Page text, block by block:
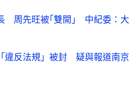
周先旺被｢雙開｣ 中紀委：大
違反法規」被封 疑與報道南京